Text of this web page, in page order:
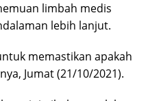
limbah medis
lebih lanjut.
memastikan apakah
Jumat (21/10/2021).